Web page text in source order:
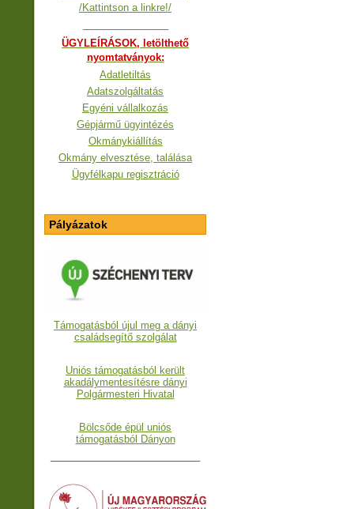
/Kattintson a linkre!/
ÜGYLEÍRÁSOK, letölthető
nyomtatványok:
Adatletiltás
Adatszolgáltatás
Egyéni vállalkozás
Gépjármű ügyintézés
Okmánykiállítás
Okmány elvesztése, találása
Ügyfélkapu regisztráció
Pályázatok
Támogatásból újul meg a dányi
családsegítő szolgálat
Uniós támogatásból került
akadálymentesítésre dányi
Polgármesteri Hivatal
Bölcsőde épül uniós
támogatásból Dányon